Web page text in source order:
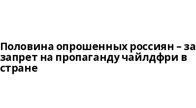
Половина опрошенных россиян – за
запрет на пропаганду чайлдфри в
стране